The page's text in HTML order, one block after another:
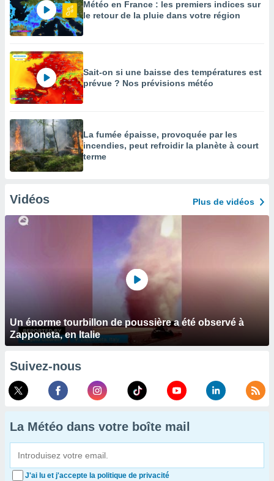
Météo en France : les premiers indices sur
le retour de la pluie dans votre région
Sait-on si une baisse des températures est
prévue ? Nos prévisions météo
La fumée épaisse, provoquée par les
incendies, peut refroidir la planète à court
terme
Vidéos Plus de vidéos
Un énorme tourbillon de poussière a été observé à
Zapponeta, en Italie
Suivez-nous
La Météo dans votre boîte mail
J'ai lu et j'accepte la politique de privacité